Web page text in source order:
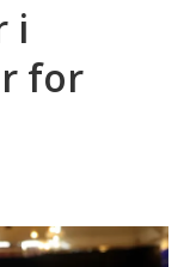
i
for